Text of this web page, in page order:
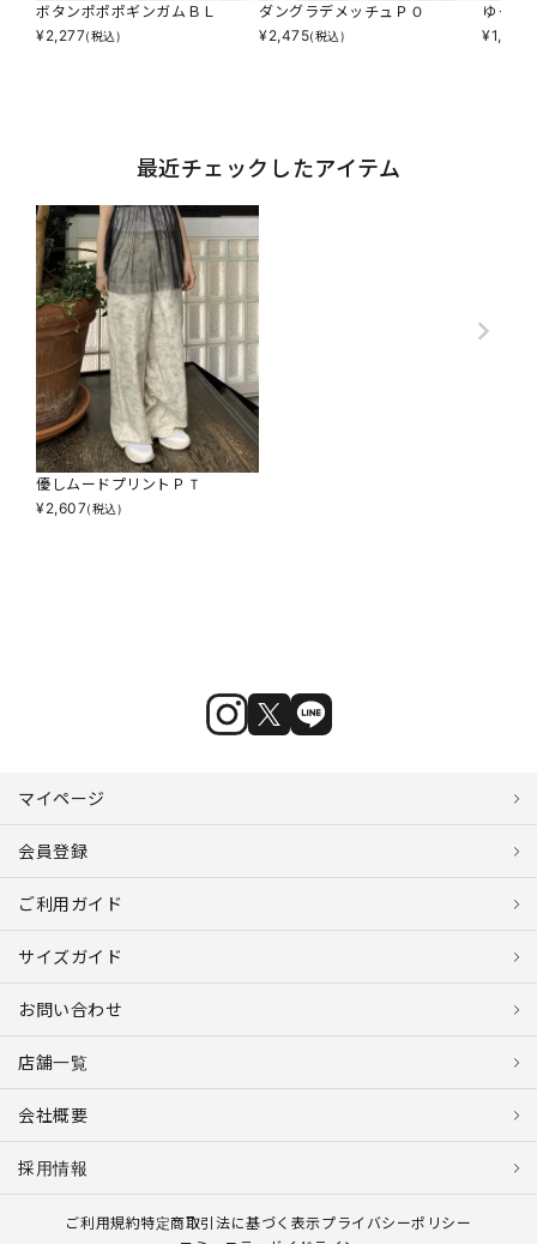
ボタンポポポギンガムＢＬ
¥2,277(税込)
ダングラデメッチュＰＯ
¥2,475(税込)
ゆった
¥1,617
最近チェックしたアイテム
優しムードプリントＰＴ
¥2,607(税込)
マイページ
会員登録
ご利用ガイド
サイズガイド
お問い合わせ
店舗一覧
会社概要
採用情報
ご利用規約特定商取引法に基づく表示プライバシーポリシー